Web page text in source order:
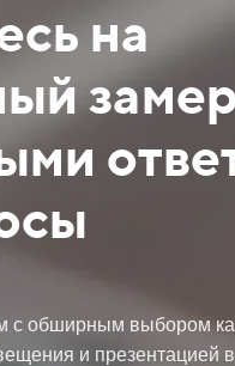
на
с обширным выбором
и презентацией